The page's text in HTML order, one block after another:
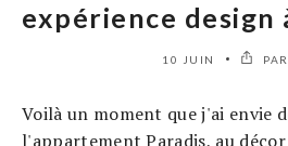
expérience design
10 JUIN
Voilà un moment que j'ai envie
l'appartement Paradis, au